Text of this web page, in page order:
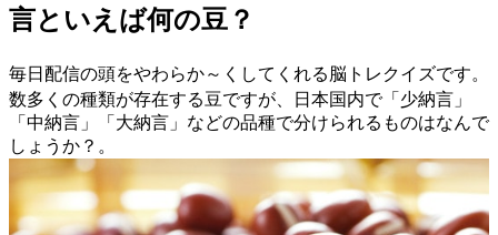
言といえば何の豆？
毎日配信の頭をやわらか～くしてくれる脳トレクイズです。
数多くの種類が存在する豆ですが、日本国内で「少納言」
「中納言」「大納言」などの品種で分けられるものはなんで
しょうか？。